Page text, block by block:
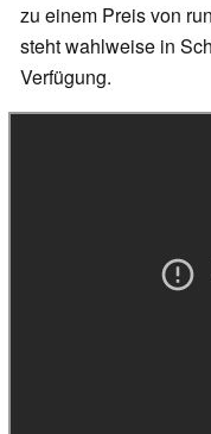
zu einem Preis von
steht wahlweise in
Verfügung.